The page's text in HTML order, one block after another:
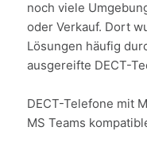
noch viele
oder Verkauf. Dort
Lösungen häufig
ausgereifte DECT-
DECT-Telefone mit
MS Teams